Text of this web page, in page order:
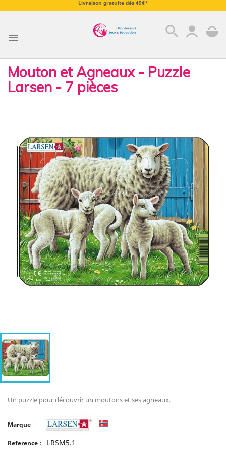
Livraison gratuite dès 49€*
 search
Mouton et Agneaux - Puzzle
Larsen - 7 pièces
Un puzzle pour découvrir un moutons et ses agneaux.
Marque
Reference : LRSM5.1